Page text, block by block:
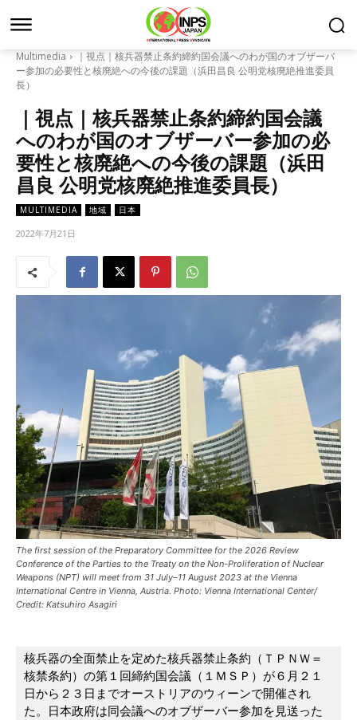
Multimedia
｜視点｜核兵器禁止条約締約国会議へのわが国のオブザーバ
ー参加の必要性と核廃絶への今後の課題（浜田昌良 公明党核廃絶推進委員
長）
｜視点｜核兵器禁止条約締約国会議
へのわが国のオブザーバー参加の必
要性と核廃絶への今後の課題（浜田
昌良 公明党核廃絶推進委員長）
MULTIMEDIA 地域 日本
2022年7月21日
The first session of the Preparatory Committee for the 2026 Review
Conference of the Parties to the Treaty on the Non-Proliferation of Nuclear
Weapons (NPT) will meet from 31 July–11 August 2023 at the Vienna
International Centre in Vienna, Austria. Photo: Vienna International Center/
Credit: Katsuhiro Asagiri
核兵器の全面禁止を定めた核兵器禁止条約（ＴＰＮＷ＝
核禁条約）の第１回締約国会議（１ＭＳＰ）が６月２１
日から２３日までオーストリアのウィーンで開催され
た。日本政府は同会議へのオブザーバー参加を見送った